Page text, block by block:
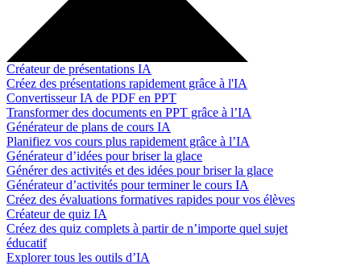
Créateur de présentations IA
Créez des présentations rapidement grâce à l'IA
Convertisseur IA de PDF en PPT
Transformer des documents en PPT grâce à l’IA
Générateur de plans de cours IA
Planifiez vos cours plus rapidement grâce à l’IA
Générateur d’idées pour briser la glace
Générer des activités et des idées pour briser la glace
Générateur d’activités pour terminer le cours IA
Créez des évaluations formatives rapides pour vos élèves
Créateur de quiz IA
Créez des quiz complets à partir de n’importe quel sujet
éducatif
Explorer tous les outils d’IA